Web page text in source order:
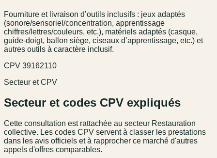
Fourniture et livraison d’outils inclusifs : jeux adaptés
(sonore/sensoriel/concentration, apprentissage
chiffres/lettres/couleurs, etc.), matériels adaptés (casque,
guide-doigt, ballon siège, ciseaux d’apprentissage, etc.) et
autres outils à caractère inclusif.
CPV 39162110
Secteur et CPV
Secteur et codes CPV expliqués
Cette consultation est rattachée au secteur Restauration
collective. Les codes CPV servent à classer les prestations
dans les avis officiels et à rapprocher ce marché d'autres
appels d'offres comparables.